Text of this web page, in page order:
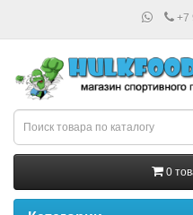
+7
0